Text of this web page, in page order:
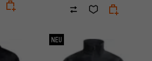
NEU